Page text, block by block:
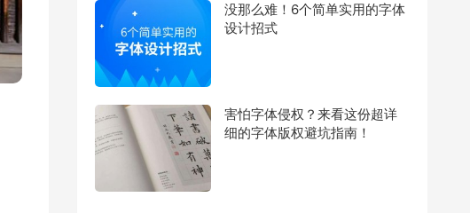
没那么难！6个简单实用的字体
设计招式
害怕字体侵权？来看这份超详
细的字体版权避坑指南！